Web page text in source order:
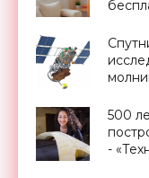
500
-